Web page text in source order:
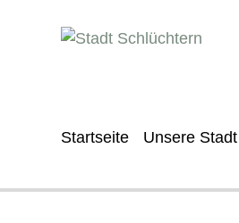
Startseite Unsere Stadt